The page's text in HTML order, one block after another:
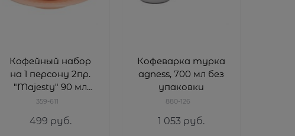
Кофейный набор
на 1 персону 2пр.
"Majesty" 90 мл
розовый
359-611
499 руб.
Кофеварка турка
agness, 700 мл без
упаковки
880-126
1 053 руб.